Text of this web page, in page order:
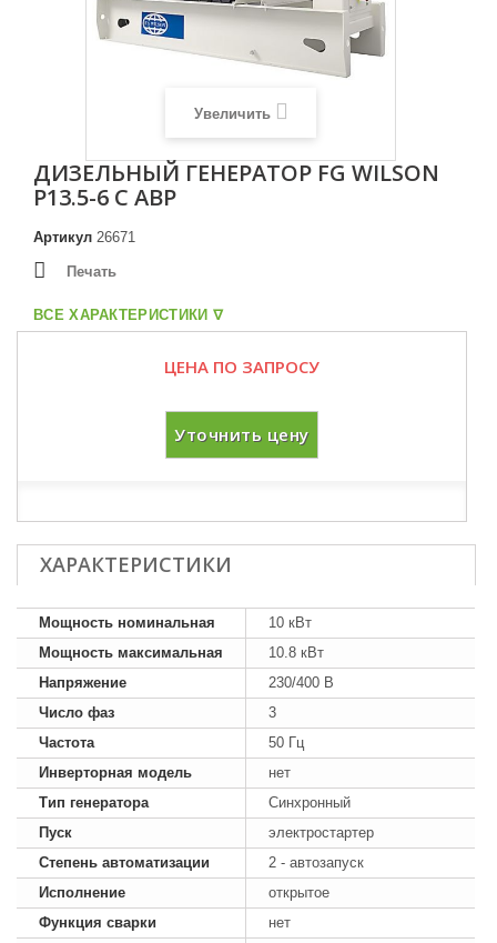
Увеличить
ДИЗЕЛЬНЫЙ ГЕНЕРАТОР FG WILSON
P13.5-6 С АВР
Артикул 26671
Печать
ВСЕ ХАРАКТЕРИСТИКИ ᐁ
ЦЕНА ПО ЗАПРОСУ
Уточнить цену
ХАРАКТЕРИСТИКИ
Мощность номинальная
10 кВт
Мощность максимальная
10.8 кВт
Напряжение
230/400 В
Число фаз
3
Частота
50 Гц
Инверторная модель
нет
Тип генератора
Синхронный
Пуск
электростартер
Степень автоматизации
2 - автозапуск
Исполнение
открытое
Функция сварки
нет